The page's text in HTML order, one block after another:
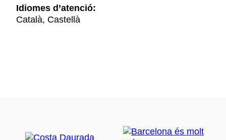
Idiomes d’atenció:
Català, Castellà